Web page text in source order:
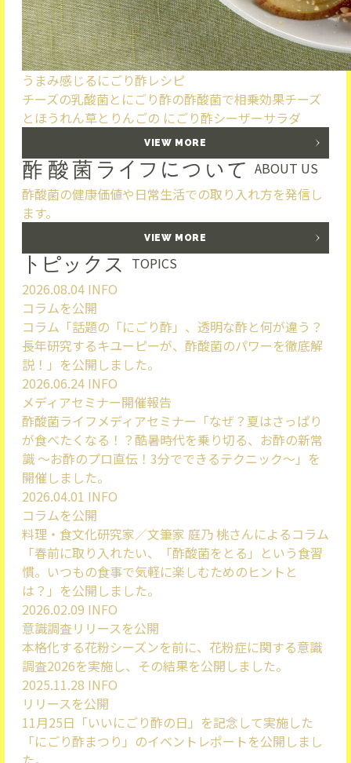
うまみ感じるにごり酢レシピ
チーズの乳酸菌とにごり酢の酢酸菌で相乗効果チーズ
とほうれん草とりんごの にごり酢シーザーサラダ
VIEW MORE
ABOUT US
酢酸菌の健康価値や日常生活での取り入れ方を発信し
ます。
VIEW MORE
TOPICS
2026.08.04 INFO
コラムを公開
コラム「話題の「にごり酢」、透明な酢と何が違う？
長年研究するキユーピーが、酢酸菌のパワーを徹底解
説！」を公開しました。
2026.06.24 INFO
メディアセミナー開催報告
酢酸菌ライフメディアセミナー「なぜ？夏はさっぱり
が食べたくなる！？酷暑時代を乗り切る、お酢の新常
識 ～お酢のプロ直伝！3分でできるテクニック～」を
開催しました。
2026.04.01 INFO
コラムを公開
料理・食文化研究家／文筆家 庭乃 桃さんによるコラム
「春前に取り入れたい、「酢酸菌をとる」という食習
慣。いつもの食事で気軽に楽しむためのヒントと
は？」を公開しました。
2026.02.09 INFO
意識調査リリースを公開
本格化する花粉シーズンを前に、花粉症に関する意識
調査2026を実施し、その結果を公開しました。
2025.11.28 INFO
リリースを公開
11月25日「いいにごり酢の日」を記念して実施した
「にごり酢まつり」のイベントレポートを公開しまし